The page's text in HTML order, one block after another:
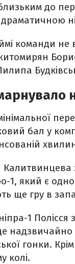
до
команди не
бал у
1, який є
ще гру в
1 Полісся
гонки.
колі.